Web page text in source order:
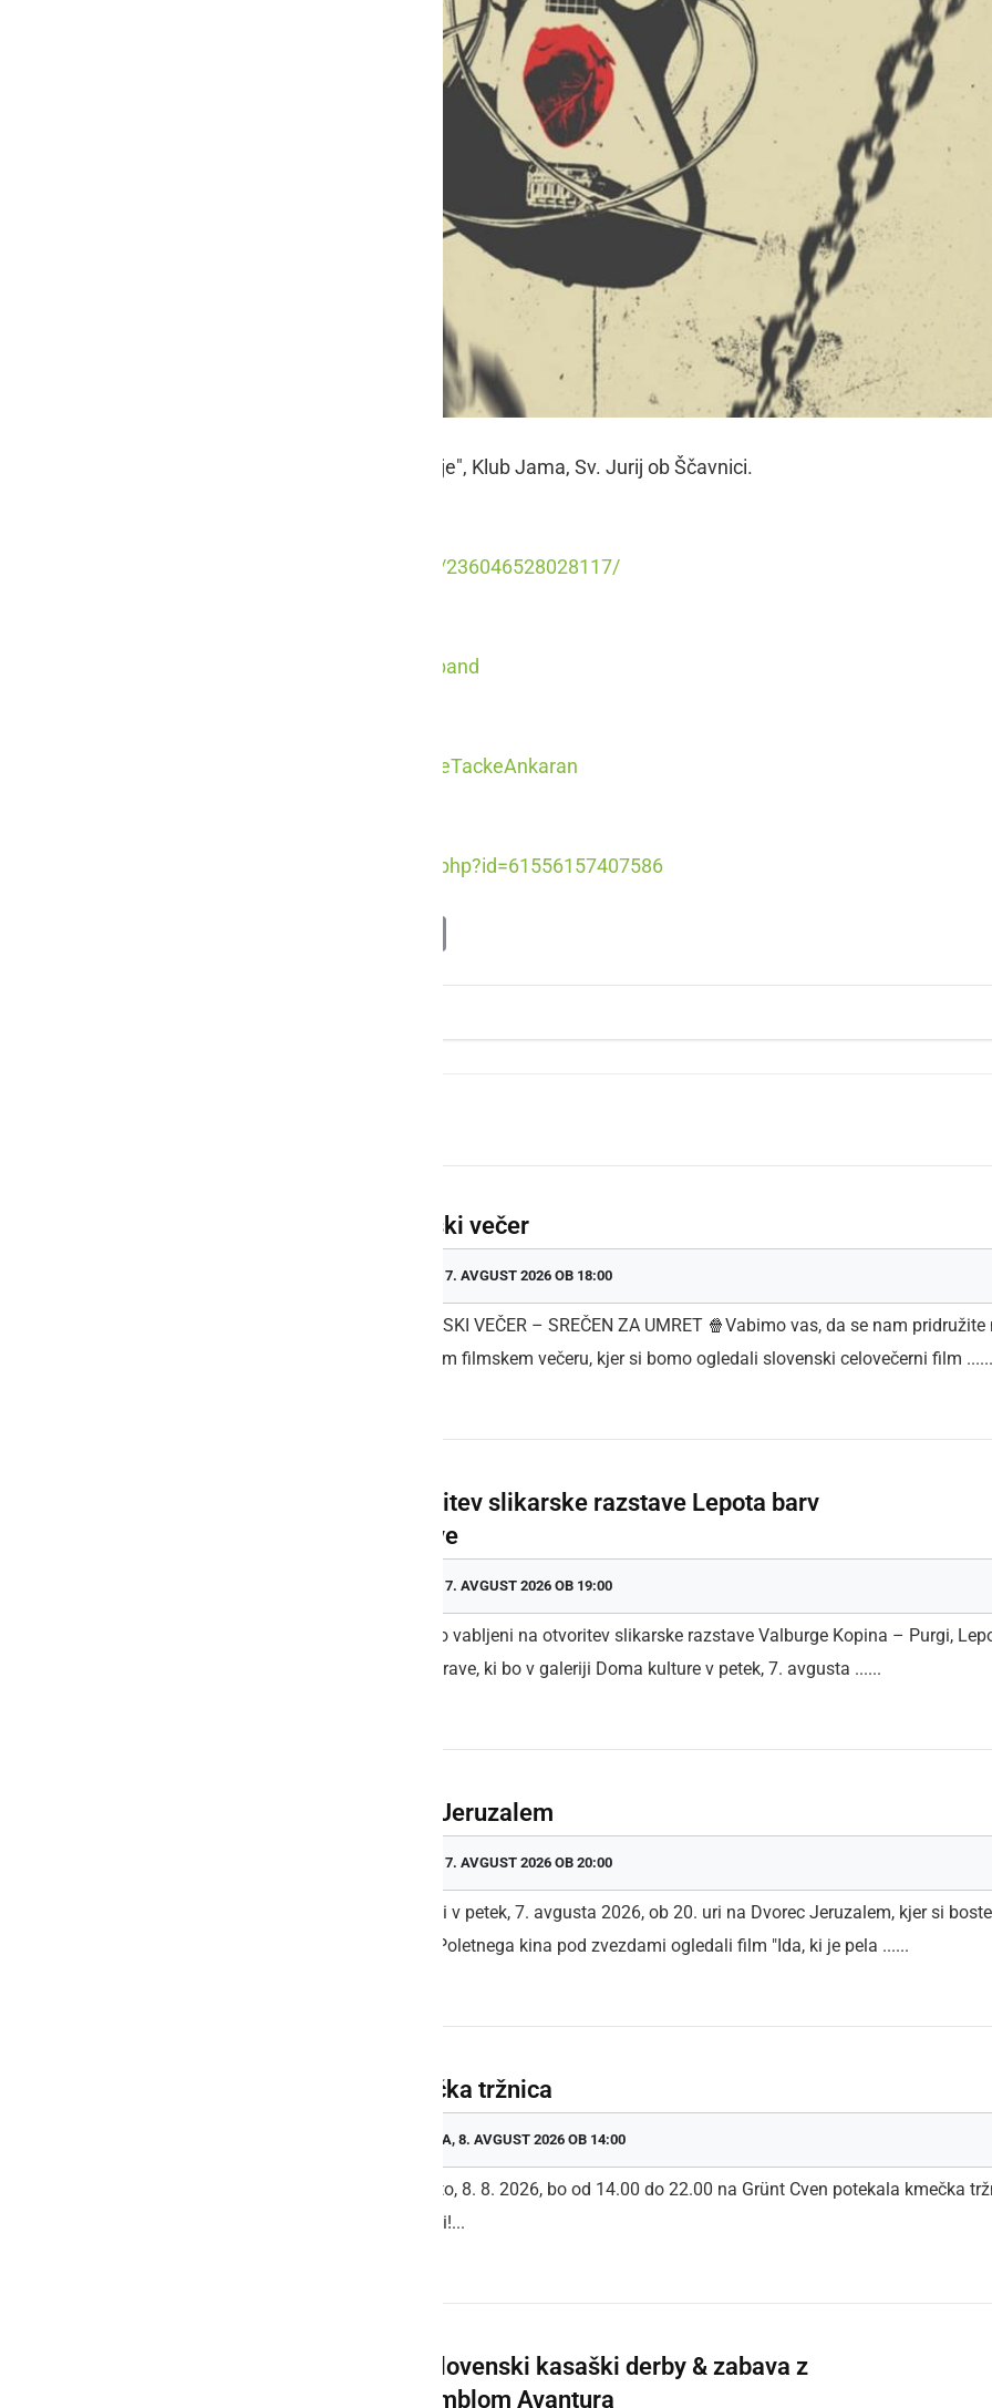
28. tradicionalni Rock Fest "Jürjovo je", Klub Jama, Sv. Jurij ob Ščavnici.
https://www.facebook.com/groups/236046528028117/
https://www.facebook.com/plesni.band
https://www.facebook.com/SvinjskeTackeAnkaran
https://www.facebook.com/profile.php?id=61556157407586
PrintFriendly
Filmski večer
PETEK, 7. AVGUST 2026 OB 18:00
🎬 FILMSKI VEČER – SREČEN ZA UMRET 🍿Vabimo vas, da se nam pridružite
prijetnem filmskem večeru, kjer si bomo ogledali slovenski celovečerni film ......
Otvoritev slikarske razstave Lepota barv
narave
PETEK, 7. AVGUST 2026 OB 19:00
Prijazno vabljeni na otvoritev slikarske razstave Valburge Kopina – Purgi,
barv narave, ki bo v galeriji Doma kulture v petek, 7. avgusta ......
Kino Jeruzalem
PETEK, 7. AVGUST 2026 OB 20:00
Vabljeni v petek, 7. avgusta 2026, ob 20. uri na Dvorec Jeruzalem, kjer si
okviru Poletnega kina pod zvezdami ogledali film "Ida, ki je pela ......
Kmečka tržnica
SOBOTA, 8. AVGUST 2026 OB 14:00
V soboto, 8. 8. 2026, bo od 14.00 do 22.00 na Grünt Cven potekala kmečka
Vabljeni!...
36. Slovenski kasaški derby & zabava z
ansamblom Avantura